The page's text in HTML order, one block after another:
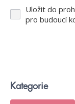
Uložit do
pro budoucí
Kategorie